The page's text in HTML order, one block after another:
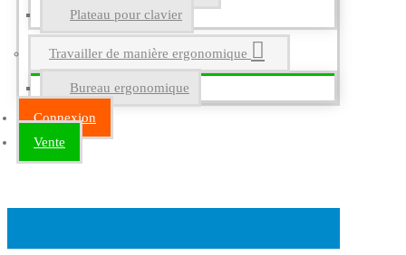
Plateau pour clavier
Travailler de manière ergonomique
Bureau ergonomique
Connexion
Vente